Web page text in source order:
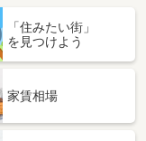
「住みたい街」
を見つけよう
家賃相場